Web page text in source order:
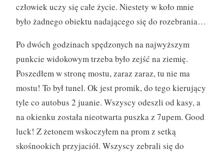
człowiek uczy się całe życie. Niestety w koło mnie
było żadnego obiektu nadającego się do rozebrania…
Po dwóch godzinach spędzonych na najwyższym
punkcie widokowym trzeba było zejść na ziemię.
Poszedłem w stronę mostu, zaraz zaraz, tu nie ma
mostu! To był tunel. Ok jest promik, do tego kierujący
tyle co autobus 2 juanie. Wszyscy odeszli od kasy, a
na okienku została nieotwarta puszka z 7upem. Good
luck! Z żetonem wskoczyłem na prom z setką
skośnookich przyjaciół. Wszyscy zebrali się do